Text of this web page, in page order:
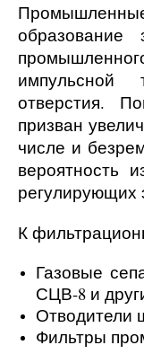
образование
импульсной
отверстия.
призван
числе и
вероятность
регулирующих
К
Газовые
СЦВ-8 и
Отводители
Фильтры